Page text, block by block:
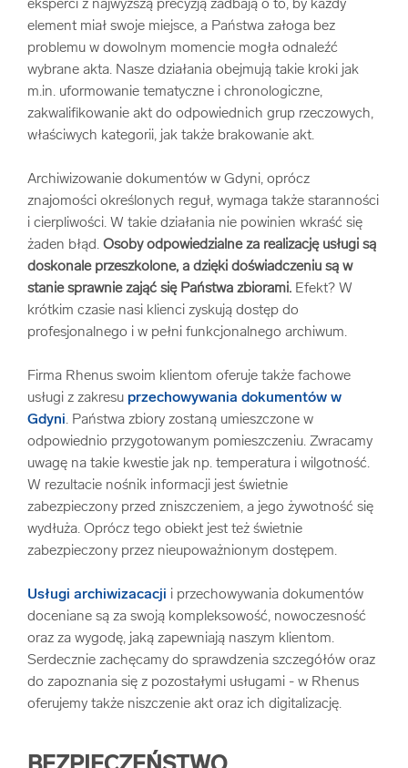
eksperci z najwyższą precyzją zadbają o to, by każdy
element miał swoje miejsce, a Państwa załoga bez
problemu w dowolnym momencie mogła odnaleźć
wybrane akta. Nasze działania obejmują takie kroki jak
m.in. uformowanie tematyczne i chronologiczne,
zakwalifikowanie akt do odpowiednich grup rzeczowych,
właściwych kategorii, jak także brakowanie akt.
Archiwizowanie dokumentów w Gdyni, oprócz
znajomości określonych reguł, wymaga także staranności
i cierpliwości. W takie działania nie powinien wkraść się
żaden błąd. Osoby odpowiedzialne za realizację usługi są
doskonale przeszkolone, a dzięki doświadczeniu są w
stanie sprawnie zająć się Państwa zbiorami. Efekt? W
krótkim czasie nasi klienci zyskują dostęp do
profesjonalnego i w pełni funkcjonalnego archiwum.
Firma Rhenus swoim klientom oferuje także fachowe
usługi z zakresu przechowywania dokumentów w
Gdyni. Państwa zbiory zostaną umieszczone w
odpowiednio przygotowanym pomieszczeniu. Zwracamy
uwagę na takie kwestie jak np. temperatura i wilgotność.
W rezultacie nośnik informacji jest świetnie
zabezpieczony przed zniszczeniem, a jego żywotność się
wydłuża. Oprócz tego obiekt jest też świetnie
zabezpieczony przez nieupoważnionym dostępem.
Usługi archiwizacacji i przechowywania dokumentów
doceniane są za swoją kompleksowość, nowoczesność
oraz za wygodę, jaką zapewniają naszym klientom.
Serdecznie zachęcamy do sprawdzenia szczegółów oraz
do zapoznania się z pozostałymi usługami - w Rhenus
oferujemy także niszczenie akt oraz ich digitalizację.